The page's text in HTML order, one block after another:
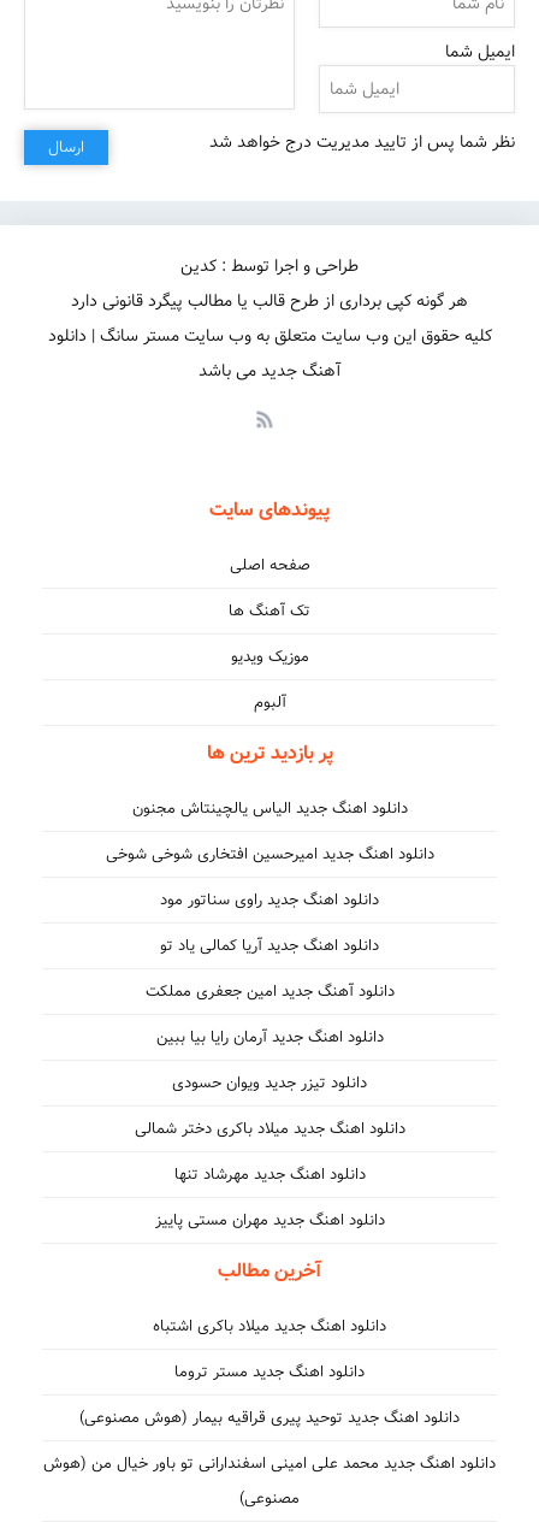
ایمیل شما
نظر شما پس از تایید مدیریت درج خواهد شد ارسال
طراحی و اجرا توسط : کدین
هر گونه کپی برداری از طرح قالب یا مطالب پیگرد قانونی دارد
کلیه حقوق این وب سایت متعلق به وب سایت مستر سانگ | دانلود
آهنگ جدید می باشد
پیوندهای سایت
صفحه اصلی
تک آهنگ ها
موزیک ویدیو
آلبوم
پر بازدید ترین ها
دانلود اهنگ جدید الیاس یالچینتاش مجنون
دانلود اهنگ جدید امیرحسین افتخاری شوخی شوخی
دانلود اهنگ جدید راوی سناتور مود
دانلود اهنگ جدید آریا کمالی یاد تو
دانلود آهنگ جدید امین جعفری مملکت
دانلود اهنگ جدید آرمان رایا بیا ببین
دانلود تیزر جدید ویوان حسودی
دانلود اهنگ جدید میلاد باکری دختر شمالی
دانلود اهنگ جدید مهرشاد تنها
دانلود اهنگ جدید مهران مستی پاییز
آخرین مطالب
دانلود اهنگ جدید میلاد باکری اشتباه
دانلود اهنگ جدید مستر تروما
دانلود اهنگ جدید توحید پیری قراقیه بیمار (هوش مصنوعی)
دانلود اهنگ جدید محمد علی امینی اسفندارانی تو باور خیال من (هوش
مصنوعی)